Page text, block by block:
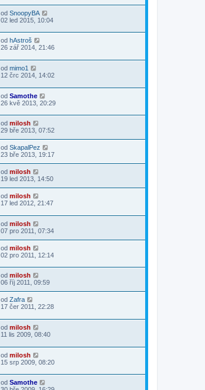
od SnoopyBA
02 led 2015, 10:04
od hAstroš
26 zář 2014, 21:46
od mimo1
12 črc 2014, 14:02
od Samothe
26 kvě 2013, 20:29
od milosh
29 bře 2013, 07:52
od SkapalPez
23 bře 2013, 19:17
od milosh
19 led 2013, 14:50
od milosh
17 led 2012, 21:47
od milosh
07 pro 2011, 07:34
od milosh
02 pro 2011, 12:14
od milosh
06 říj 2011, 09:59
od Zafra
17 čer 2011, 22:28
od milosh
11 lis 2009, 08:40
od milosh
15 srp 2009, 08:20
od Samothe